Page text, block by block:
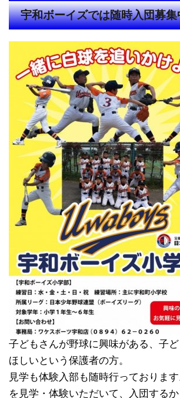
宇和ボーイズでは随時入団募
子どもさんが野球に興味がある、子
ほしいという保護者の方。
見学も体験入部も随時行っておりま
を見学・体験いただいて、入団する